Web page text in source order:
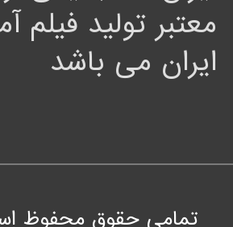
معتبر تولید فیلم
ایران می باشد